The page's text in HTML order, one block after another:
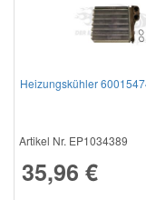
Heizungskühler
Artikel Nr. EP1034389
35,96 €
Skoda
Smart
Suzuki